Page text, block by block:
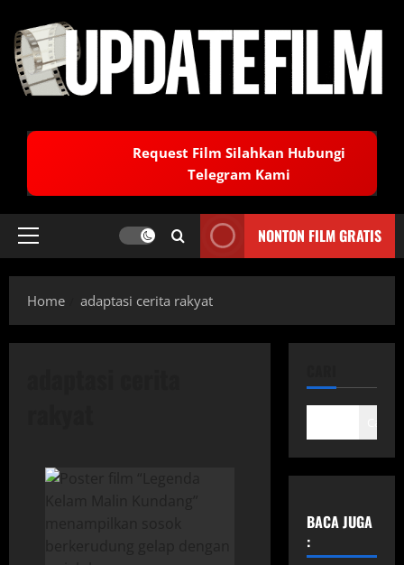
content
Request Film Silahkan Hubungi
Telegram Kami
Primary
NONTON FILM GRATIS
Home adaptasi cerita rakyat
BACA JUGA
: